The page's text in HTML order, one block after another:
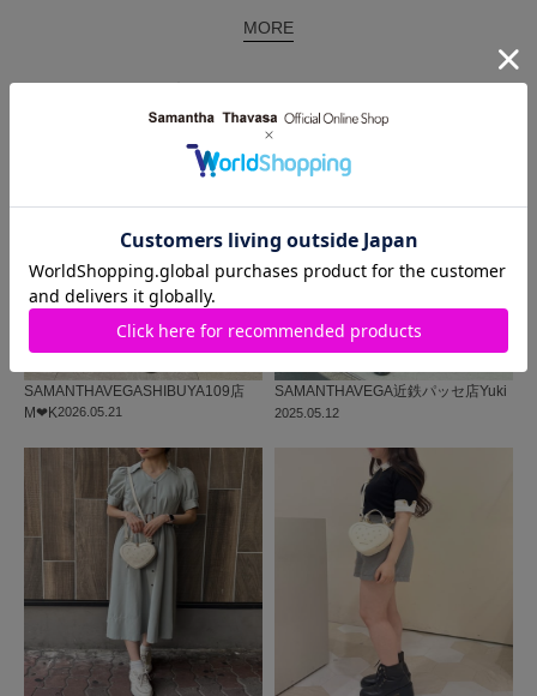
MORE
2026.05.21
SAMANTHAVEGASHIBUYA109店
M‪‪❤︎‬K
2025.05.12
SAMANTHAVEGA近鉄パッセ店Yuki